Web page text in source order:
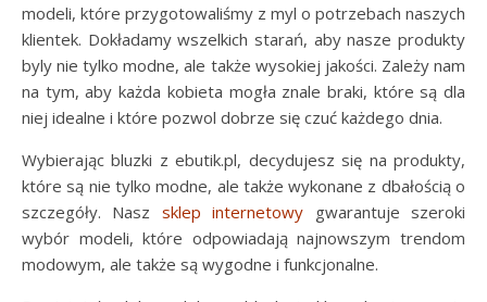
modeli, które przygotowaliśmy z myl o potrzebach naszych
klientek. Dokładamy wszelkich starań, aby nasze produkty
byly nie tylko modne, ale także wysokiej jakości. Zależy nam
na tym, aby każda kobieta mogła znale braki, które są dla
niej idealne i które pozwol dobrze się czuć każdego dnia.
Wybierając bluzki z ebutik.pl, decydujesz się na produkty,
które są nie tylko modne, ale także wykonane z dbałością o
szczegóły. Nasz sklep internetowy gwarantuje szeroki
wybór modeli, które odpowiadają najnowszym trendom
modowym, ale także są wygodne i funkcjonalne.